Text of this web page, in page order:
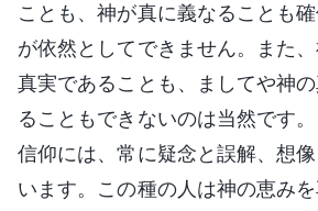
ことも、神が真に義なることも
が依然としてできません。また
真実であることも、ましてや神
ることもできないのは当然です
信仰には、常に疑念と誤解、想
います。この種の人は神の恵み